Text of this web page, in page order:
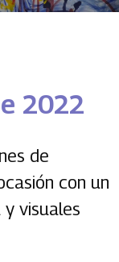
2022
de
con un
visuales